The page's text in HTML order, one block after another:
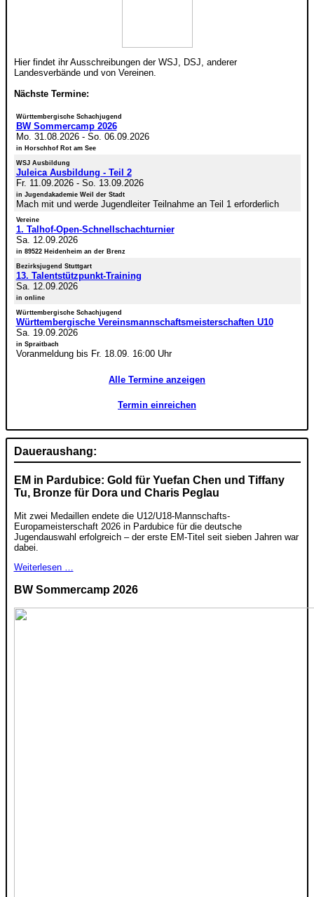
Hier findet ihr Ausschreibungen der WSJ, DSJ, anderer
Landesverbände und von Vereinen.
Nächste Termine:
Württembergische Schachjugend
BW Sommercamp 2026
Mo. 31.08.2026- So. 06.09.2026
in Horschhof Rot am See
WSJ Ausbildung
Juleica Ausbildung - Teil 2
Fr. 11.09.2026- So. 13.09.2026
in Jugendakademie Weil der Stadt
Mach mit und werde Jugendleiter Teilnahme an Teil 1 erforderlich
Vereine
1. Talhof-Open-Schnellschachturnier
Sa. 12.09.2026
in 89522 Heidenheim an der Brenz
Bezirksjugend Stuttgart
13. Talentstützpunkt-Training
Sa. 12.09.2026
in online
Württembergische Schachjugend
Württembergische Vereinsmannschaftsmeisterschaften U10
Sa. 19.09.2026
in Spraitbach
Voranmeldung bis Fr. 18.09. 16:00 Uhr
Alle Termine anzeigen
Termin einreichen
Daueraushang:
EM in Pardubice: Gold für Yuefan Chen und Tiffany
Tu, Bronze für Dora und Charis Peglau
Mit zwei Medaillen endete die U12/U18-Mannschafts-
Europameisterschaft 2026 in Pardubice für die deutsche
Jugendauswahl erfolgreich – der erste EM-Titel seit sieben Jahren war
dabei.
Weiterlesen …
BW Sommercamp 2026